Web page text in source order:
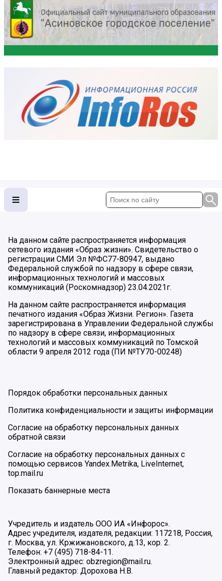
На данном сайте распространяется информация
сетевого издания «Образ жизни». Свидетельство о
регистрации СМИ Эл №ФС77-80947, выдано
Федеральной службой по надзору в сфере связи,
информационных технологий и массовых
коммуникаций (Роскомнадзор) 23.04.2021г.
На данном сайте распространяется информация
печатного издания «Образ Жизни. Регион». Газета
зарегистрирована в Управлении Федеральной службы
по надзору в сфере связи, информационных
технологий и массовых коммуникаций по Томской
области 9 апреля 2012 года (ПИ №ТУ70-00248)
Порядок обработки персональных данных
Политика конфиденциальности и защиты информации
Согласие на обработку персональных данных
обратной связи
Согласие на обработку персональных данных с
помощью сервисов Yandex.Metrika, LiveInternet,
top.mail.ru
Показать баннерные места
Учредитель и издатель ООО ИА «Инфорос».
Адрес учредителя, издателя, редакции: 117218, Россия,
г. Москва, ул. Кржижановского, д.13, кор. 2.
Телефон: +7 (495) 718-84-11.
Электронный адрес: obzregion@mail.ru.
Главный редактор: Дорохова Н.В.